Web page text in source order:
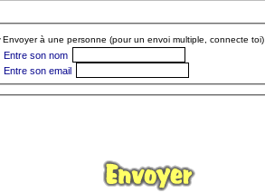
Envoyer à une personne (pour un envoi multiple, connecte toi)
Entre son nom
Entre son email